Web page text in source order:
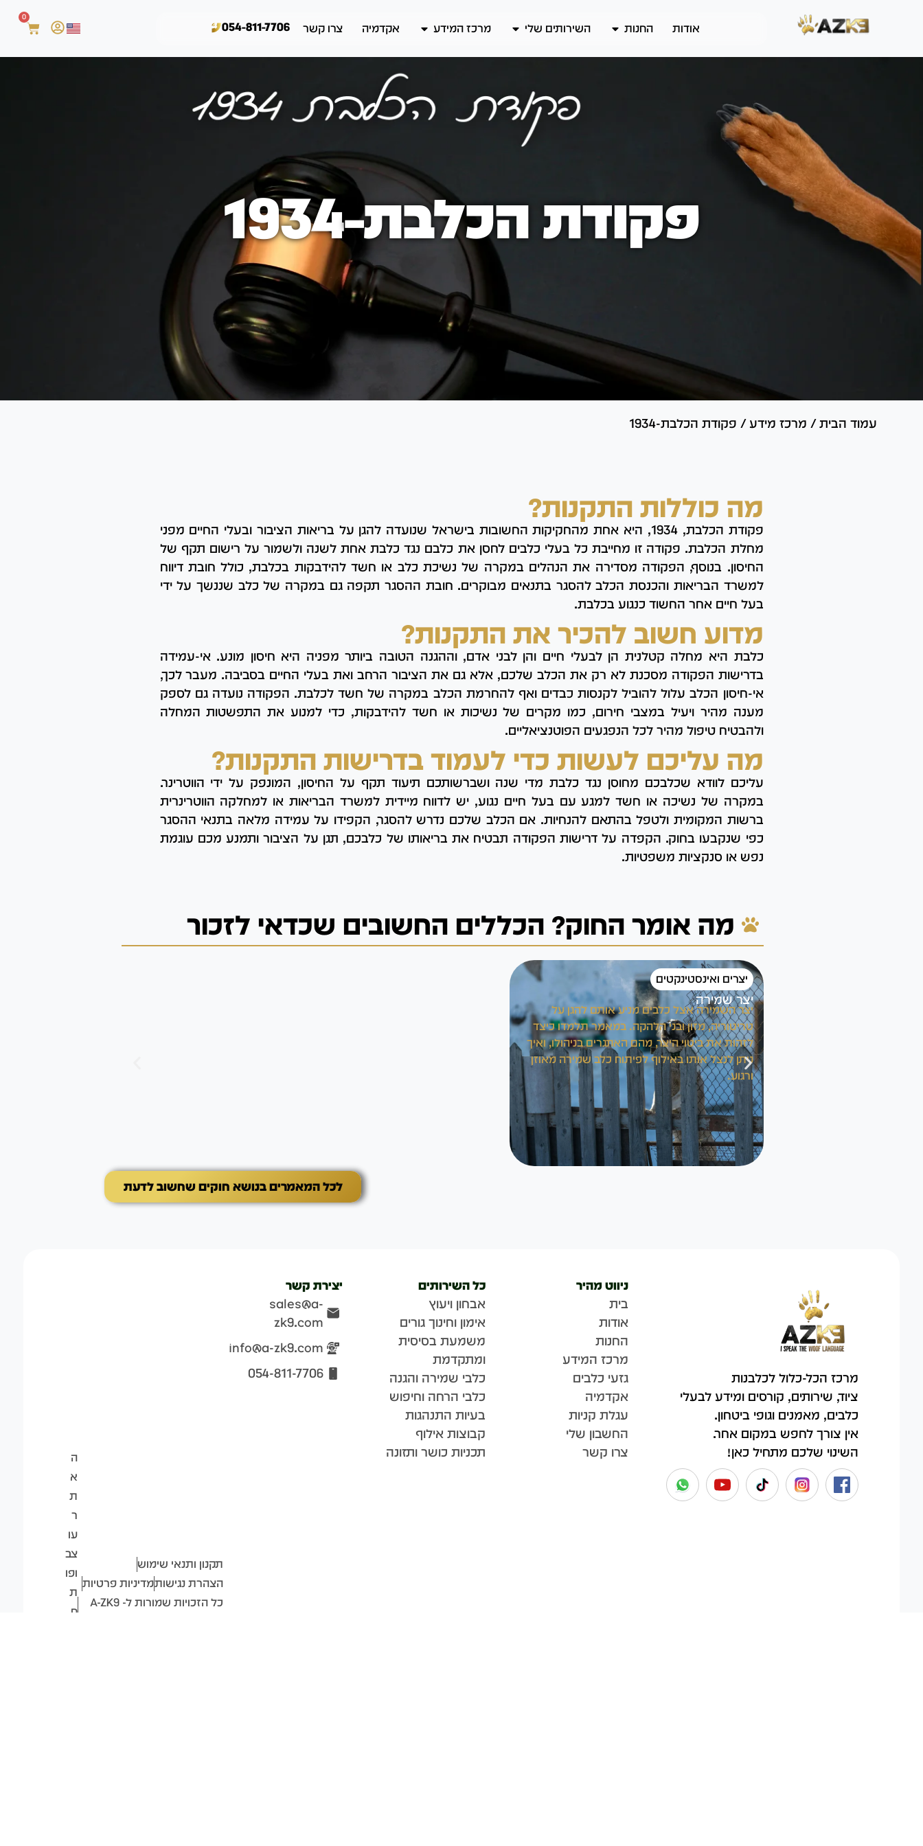
אודות החנות השירותים שלי מרכז המידע אקדמיה צרו קשר 054-811-7706
0
פקודת הכלבת-1934
עמוד הבית / מרכז מידע / פקודת הכלבת-1934
מה כוללות התקנות?
פקודת הכלבת, 1934, היא אחת מהחקיקות החשובות בישראל שנועדה להגן על בריאות הציבור ובעלי החיים מפני
מחלת הכלבת. פקודה זו מחייבת כל בעלי כלבים לחסן את כלבם נגד כלבת אחת לשנה ולשמור על רישום תקף של
החיסון. בנוסף, הפקודה מסדירה את הנהלים במקרה של נשיכת כלב או חשד להידבקות בכלבת, כולל חובת דיווח
למשרד הבריאות והכנסת הכלב להסגר בתנאים מבוקרים. חובת ההסגר תקפה גם במקרה של כלב שננשך על ידי
בעל חיים אחר החשוד כנגוע בכלבת.
מדוע חשוב להכיר את התקנות?
כלבת היא מחלה קטלנית הן לבעלי חיים והן לבני אדם, וההגנה הטובה ביותר מפניה היא חיסון מונע. אי-עמידה
בדרישות הפקודה מסכנת לא רק את הכלב שלכם, אלא גם את הציבור הרחב ואת בעלי החיים בסביבה. מעבר לכך,
אי-חיסון הכלב עלול להוביל לקנסות כבדים ואף להחרמת הכלב במקרה של חשד לכלבת. הפקודה נועדה גם לספק
מענה מהיר ויעיל במצבי חירום, כמו מקרים של נשיכות או חשד להידבקות, כדי למנוע את התפשטות המחלה
ולהבטיח טיפול מהיר לכל הנפגעים הפוטנציאליים.
מה עליכם לעשות כדי לעמוד בדרישות התקנות?
עליכם לוודא שכלבכם מחוסן נגד כלבת מדי שנה ושברשותכם תיעוד תקף על החיסון, המונפק על ידי הווטרינר.
במקרה של נשיכה או חשד למגע עם בעל חיים נגוע, יש לדווח מיידית למשרד הבריאות או למחלקה הווטרינרית
ברשות המקומית ולטפל בהתאם להנחיות. אם הכלב שלכם נדרש להסגר, הקפידו על עמידה מלאה בתנאי ההסגר
כפי שנקבעו בחוק. הקפדה על דרישות הפקודה תבטיח את בריאותו של כלבכם, תגן על הציבור ותמנע מכם עוגמת
נפש או סנקציות משפטיות.
מה אומר החוק? הכללים החשובים שכדאי לזכור
יצרים ואינסטינקטים
יצר שמירה
יצר השמירה אצל כלבים מניע אותם להגן על
טריטוריה, מזון ובני הלהקה. במאמר תלמדו כיצד
לזהות את ביטוי היצר, מהם האתגרים בניהולו, ואיך
ניתן לנצל אותו באילוף לפיתוח כלב שמירה מאוזן
ורגוע.
לכל המאמרים בנושא חוקים שחשוב לדעת
מרכז הכל-כלול לכלבנות
ציוד, שירותים, קורסים ומידע לבעלי
כלבים, מאמנים וגופי ביטחון.
אין צורך לחפש במקום אחר.
השינוי שלכם מתחיל כאן!
ניווט מהיר
בית
אודות
החנות
מרכז המידע
גזעי כלבים
אקדמיה
עגלת קניות
החשבון שלי
צרו קשר
כל השירותים
אבחון ויעוץ
אימון וחינוך גורים
משמעת בסיסית
ומתקדמת
כלבי שמירה והגנה
כלבי הרחה וחיפוש
בעיות התנהגות
קבוצות אילוף
תכניות כושר ותזונה
יצירת קשר
sales@a-
zk9.com
info@a-zk9.com
054-811-7706
תקנון ותנאי שימוש
הצהרת נגישותמדיניות פרטיות
כל הזכויות שמורות ל- A-ZK9
ה
א
ת
ר
עו
צב
ופו
ת
ח